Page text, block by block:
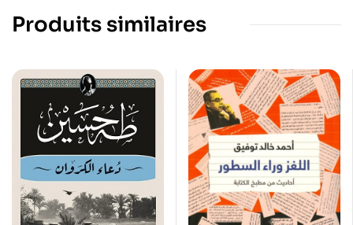
Produits similaires